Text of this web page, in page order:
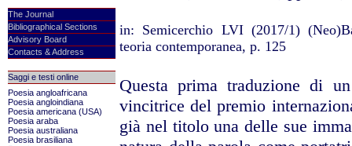
The Journal
Bibliographical Sections
Advisory Board
Contacts & Address
Saggi e testi online
Poesia angloafricana
Poesia angloindiana
Poesia americana (USA)
Poesia araba
Poesia australiana
Poesia brasiliana
in: Semicerchio LVI (2017/1)
teoria contemporanea, p. 125
Questa prima traduzione di
vincitrice del premio
già nel titolo una delle sue